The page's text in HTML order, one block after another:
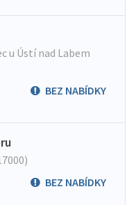
u Ústí nad Labem
BEZ NABÍDKY
BEZ NABÍDKY